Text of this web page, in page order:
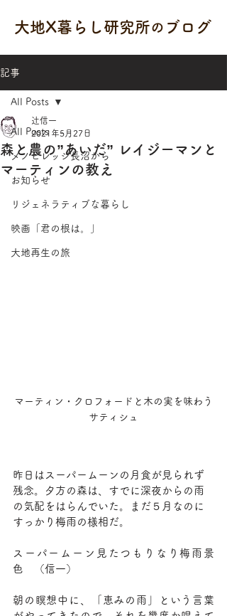
大地X暮らし研究所の ブログ
記事
All Posts
メノビレッジ長沼から
お知らせ
リジェネラティブな暮らし
映画「君の根は。」
大地再生の旅
All Posts
森と農の”あいだ” レイジーマンと
マーティンの教え
辻信一
2021年5月27日
マーティン・クロフォードと木の実を味わう
サティシュ
昨日はスーパームーンの月食が見られず
残念。夕方の森は、すでに深夜からの雨
の気配をはらんでいた。まだ５月なのに
すっかり梅雨の様相だ。
スーパームーン見たつもりなり梅雨景
色　（信一）
朝の瞑想中に、「恵みの雨」という言葉